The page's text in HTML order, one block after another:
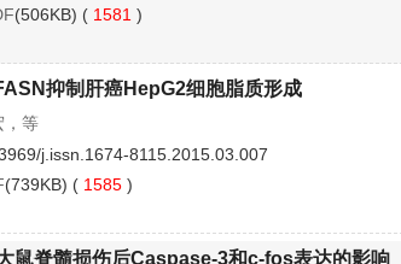
(506KB) ( 1581 )
抑制肝癌HepG2细胞脂质形成
，等
j.issn.1674-8115.2015.03.007
(739KB) ( 1585 )
鼠脊髓损伤后Caspase-3和c-fos表达的影响